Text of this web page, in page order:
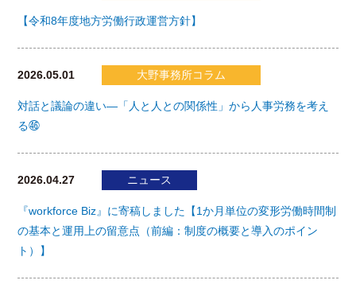
【令和8年度地方労働行政運営方針】
2026.05.01 大野事務所コラム
対話と議論の違い―「人と人との関係性」から人事労務を考え
る㊻
2026.04.27 ニュース
『workforce Biz』に寄稿しました【1か月単位の変形労働時間制
の基本と運用上の留意点（前編：制度の概要と導入のポイン
ト）】